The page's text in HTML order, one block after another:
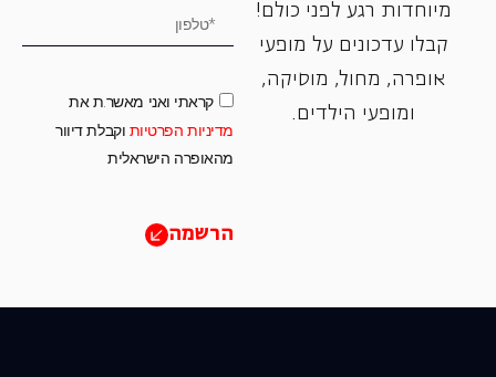
מיוחדות רגע לפני כולם!
קבלו עדכונים על מופעי
אופרה, ‏מחול, ‏מוסיקה,
ומופעי הילדים.
קראתי ואני מאשר.ת את
מדיניות הפרטיות וקבלת דיוור
מהאופרה הישראלית
הרשמה